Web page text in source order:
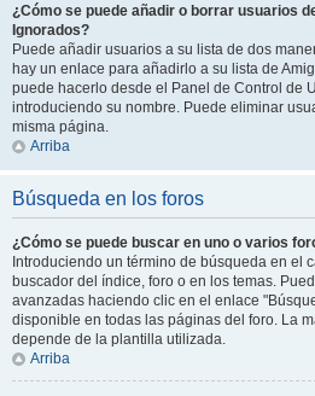
¿Cómo se puede añadir o borrar usuarios
Ignorados?
Puede añadir usuarios a su lista de dos
hay un enlace para añadirlo a su lista de
puede hacerlo desde el Panel de Control de
introduciendo su nombre. Puede eliminar
misma página.
Arriba
Búsqueda en los foros
¿Cómo se puede buscar en uno o varios
Introduciendo un término de búsqueda en el
buscador del índice, foro o en los temas.
avanzadas haciendo clic en el enlace
disponible en todas las páginas del foro. La
depende de la plantilla utilizada.
Arriba